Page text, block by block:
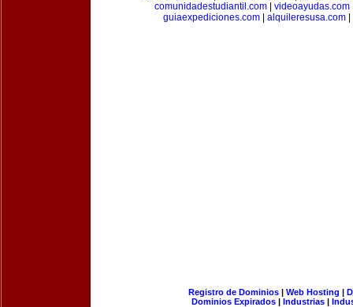
comunidadestudiantil.com| videoayudas.com
guiaexpediciones.com| alquileresusa.com|
Registro de Dominios| Web Hosting |
Dominios Expirados | Industrias |